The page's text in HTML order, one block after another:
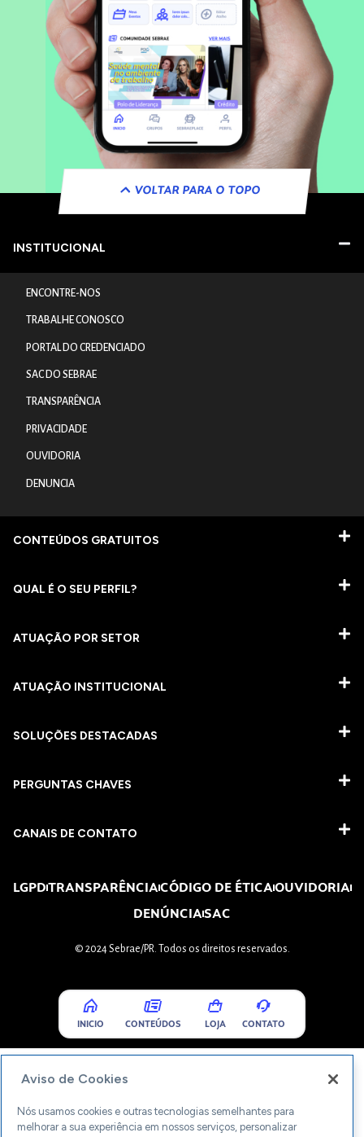
VOLTAR PARA O TOPO
INSTITUCIONAL
ENCONTRE-NOS
TRABALHE CONOSCO
PORTAL DO CREDENCIADO
SAC DO SEBRAE
TRANSPARÊNCIA
PRIVACIDADE
OUVIDORIA
DENUNCIA
CONTEÚDOS GRATUITOS
QUAL É O SEU PERFIL?
ATUAÇÃO POR SETOR
ATUAÇÃO INSTITUCIONAL
SOLUÇÕES DESTACADAS
PERGUNTAS CHAVES​
CANAIS DE CONTATO
LGPDTRANSPARÊNCIACÓDIGO DE ÉTICAOUVIDORIA
DENÚNCIASAC
© 2024 Sebrae/PR. Todos os direitos reservados.
INICIO CONTEÚDOS LOJA CONTATO
Aviso de Cookies
Nós usamos cookies e outras tecnologias semelhantes para
melhorar a sua experiência em nossos serviços, personalizar